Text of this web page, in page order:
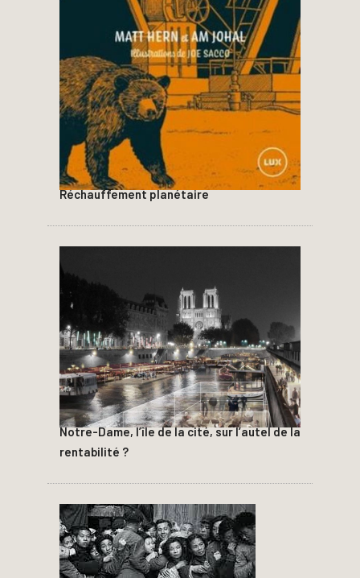
Réchauffement planétaire
Notre-Dame, l’île de la cité, sur l’autel de la
rentabilité ?